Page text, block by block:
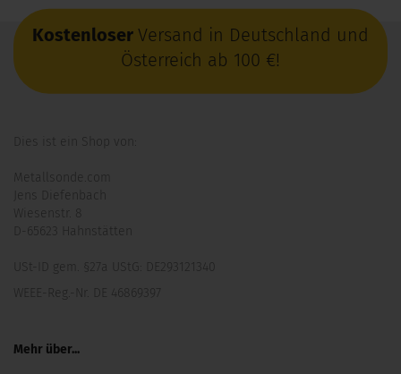
Kostenloser Versand in Deutschland und
Österreich ab 100 €!
Dies ist ein Shop von:
Metallsonde.com
Jens Diefenbach
Wiesenstr. 8
D-65623 Hahnstätten
USt-ID gem. §27a UStG: DE293121340
WEEE-Reg.-Nr. DE 46869397
Mehr über...